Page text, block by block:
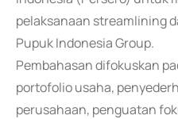
pelaksanaan streamlining
Pupuk Indonesia Group.
Pembahasan difokuskan
portofolio usaha,
perusahaan, penguatan